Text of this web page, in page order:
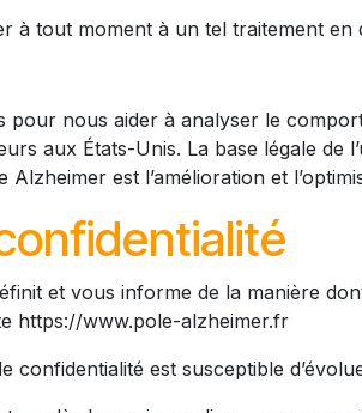
à tout moment à un tel traitement
pour nous aider à analyser le
aux États-Unis. La base légale de
Alzheimer est l’amélioration et
et vous informe de la manière
https://www.pole-alzheimer.fr
confidentialité est susceptible